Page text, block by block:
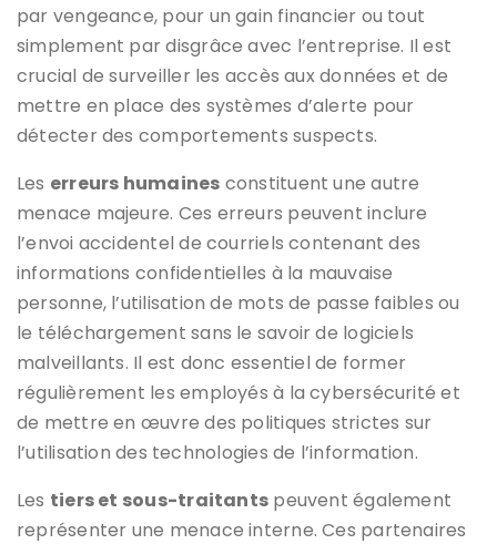
par vengeance, pour un gain financier ou tout
simplement par disgrâce avec l’entreprise. Il est
crucial de surveiller les accès aux données et de
mettre en place des systèmes d’alerte pour
détecter des comportements suspects.
Les erreurs humaines constituent une autre
menace majeure. Ces erreurs peuvent inclure
l’envoi accidentel de courriels contenant des
informations confidentielles à la mauvaise
personne, l’utilisation de mots de passe faibles ou
le téléchargement sans le savoir de logiciels
malveillants. Il est donc essentiel de former
régulièrement les employés à la cybersécurité et
de mettre en œuvre des politiques strictes sur
l’utilisation des technologies de l’information.
Les tiers et sous-traitants peuvent également
représenter une menace interne. Ces partenaires